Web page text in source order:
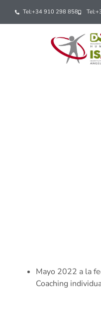
Tel:+34 910 298 858
Mayo 2022 a la
Coaching